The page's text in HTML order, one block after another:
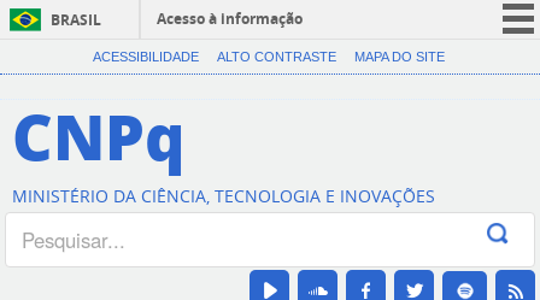
BRASIL
Acesso à informação
CORONAVÍRUS (COVID-19)
Canais
ACESSIBILIDADE ALTO CONTRASTE MAPA DO SITE
CNPq
MINISTÉRIO DA CIÊNCIA, TECNOLOGIA E INOVAÇÕES